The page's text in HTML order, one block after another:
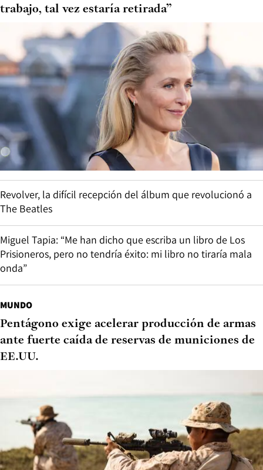
trabajo, tal vez estaría retirada”
Revolver, la difícil recepción del álbum que revolucionó a
The Beatles
Miguel Tapia: “Me han dicho que escriba un libro de Los
Prisioneros, pero no tendría éxito: mi libro no tiraría mala
onda”
MUNDO
Pentágono exige acelerar producción de armas
ante fuerte caída de reservas de municiones de
EE.UU.